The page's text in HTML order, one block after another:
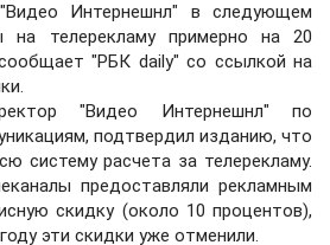
Интернешнл" в следующем
на телерекламу примерно на 20
"РБК daily" со ссылкой на
"Видео Интернешнл" по
подтвердил изданию, что
систему расчета за телерекламу.
предоставляли рекламным
скидку (около 10 процентов),
эти скидки уже отменили.